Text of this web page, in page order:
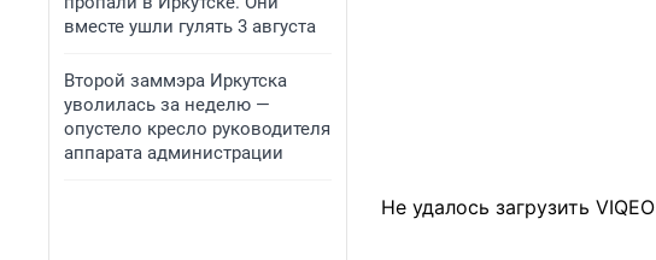
вместе ушли гулять 3 августа
Второй заммэра Иркутска
уволилась за неделю —
опустело кресло руководителя
аппарата администрации
Не удалось загрузить VIQEO